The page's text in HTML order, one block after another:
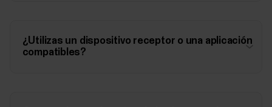
¿Utilizas un dispositivo receptor o una aplicación
compatibles?